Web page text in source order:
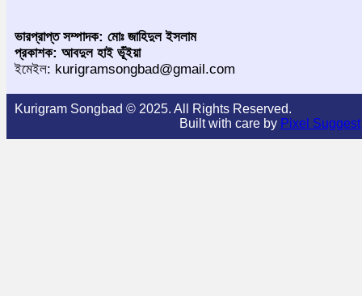
ভারপ্রাপ্ত সম্পাদক: মোঃ জাহিদুল ইসলাম
প্রকাশক: আবদুল হাই ভূঁইয়া
ইমেইল: kurigramsongbad@gmail.com
Kurigram Songbad © 2025. All Rights Reserved.
Built with care by Pixel Suggest